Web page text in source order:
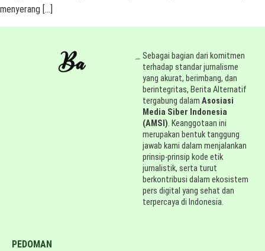
menyerang […]
Sebagai bagian dari komitmen
terhadap standar jurnalisme
yang akurat, berimbang, dan
berintegritas, Berita Alternatif
tergabung dalamAsosiasi
Media Siber Indonesia
(AMSI). Keanggotaan ini
merupakan bentuk tanggung
jawab kami dalam menjalankan
prinsip-prinsip kode etik
jurnalistik, serta turut
berkontribusi dalam ekosistem
pers digital yang sehat dan
terpercaya di Indonesia.
PEDOMAN